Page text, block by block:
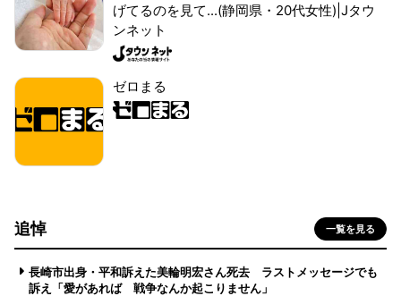
げてるのを見て...(静岡県・20代女性)|Jタウ
ンネット
ゼロまる
追悼 一覧を見る
長崎市出身・平和訴えた美輪明宏さん死去 ラストメッセージでも
訴え「愛があれば 戦争なんか起こりません」